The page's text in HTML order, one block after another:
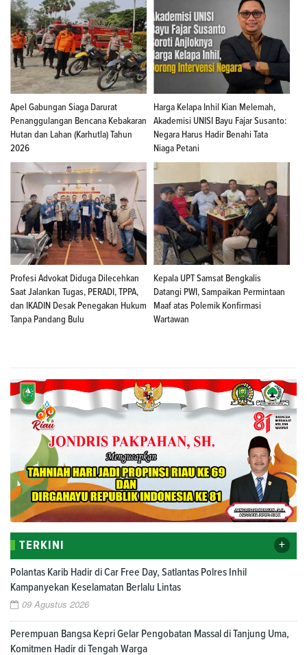
Apel Gabungan Siaga Darurat
Penanggulangan Bencana Kebakaran
Hutan dan Lahan (Karhutla) Tahun
2026
Harga Kelapa Inhil Kian Melemah,
Akademisi UNISI Bayu Fajar Susanto:
Negara Harus Hadir Benahi Tata
Niaga Petani
Profesi Advokat Diduga Dilecehkan
Saat Jalankan Tugas, PERADI, TPPA,
dan IKADIN Desak Penegakan Hukum
Tanpa Pandang Bulu
Kepala UPT Samsat Bengkalis
Datangi PWI, Sampaikan Permintaan
Maaf atas Polemik Konfirmasi
Wartawan
TERKINI +
Polantas Karib Hadir di Car Free Day, Satlantas Polres Inhil
Kampanyekan Keselamatan Berlalu Lintas
09 Agustus 2026
Perempuan Bangsa Kepri Gelar Pengobatan Massal di Tanjung Uma,
Komitmen Hadir di Tengah Warga